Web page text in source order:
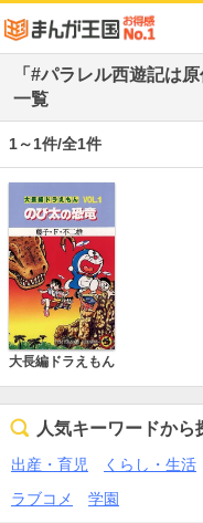
「#パラレル西遊記は
一覧
1～1件/全1件
大長編ドラえもん
人気キーワードから
出産・育児 くらし・生活
ラブコメ
学園